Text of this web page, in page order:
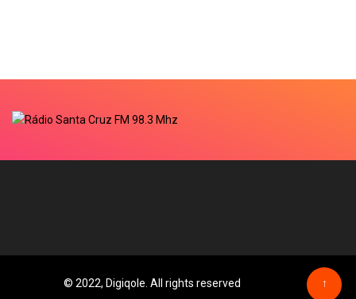
© 2022, Digiqole. All rights reserved ↑